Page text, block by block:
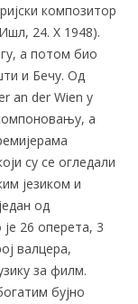
композитор
24. X 1948).
а потом био
и Бечу. Од
an der Wien у
а
су се огледали
језиком и
од
је 26 оперета, 3
валцера,
за филм.
бујно